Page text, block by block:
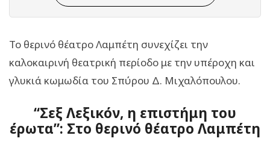
Το θερινό θέατρο Λαμπέτη συνεχίζει την
καλοκαιρινή θεατρική περίοδο με την υπέροχη και
γλυκιά κωμωδία του Σπύρου Δ. Μιχαλόπουλου.
“Σεξ Λεξικόν, η επιστήμη του
έρωτα”: Στο θερινό θέατρο Λαμπέτη